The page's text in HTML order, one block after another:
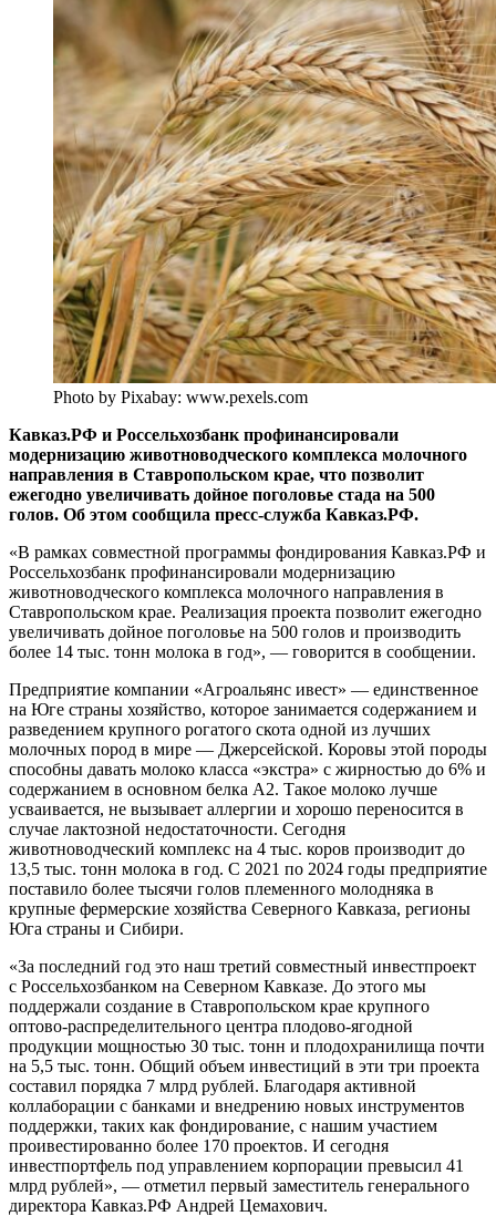
Photo by Pixabay: www.pexels.com
Кавказ.РФ и Россельхозбанк профинансировали
модернизацию животноводческого комплекса молочного
направления в Ставропольском крае, что позволит
ежегодно увеличивать дойное поголовье стада на 500
голов. Об этом сообщила пресс-служба Кавказ.РФ.
«В рамках совместной программы фондирования Кавказ.РФ и
Россельхозбанк профинансировали модернизацию
животноводческого комплекса молочного направления в
Ставропольском крае. Реализация проекта позволит ежегодно
увеличивать дойное поголовье на 500 голов и производить
более 14 тыс. тонн молока в год», — говорится в сообщении.
Предприятие компании «Агроальянс ивест» — единственное
на Юге страны хозяйство, которое занимается содержанием и
разведением крупного рогатого скота одной из лучших
молочных пород в мире — Джерсейской. Коровы этой породы
способны давать молоко класса «экстра» с жирностью до 6% и
содержанием в основном белка А2. Такое молоко лучше
усваивается, не вызывает аллергии и хорошо переносится в
случае лактозной недостаточности. Сегодня
животноводческий комплекс на 4 тыс. коров производит до
13,5 тыс. тонн молока в год. С 2021 по 2024 годы предприятие
поставило более тысячи голов племенного молодняка в
крупные фермерские хозяйства Северного Кавказа, регионы
Юга страны и Сибири.
«За последний год это наш третий совместный инвестпроект
с Россельхозбанком на Северном Кавказе. До этого мы
поддержали создание в Ставропольском крае крупного
оптово-распределительного центра плодово-ягодной
продукции мощностью 30 тыс. тонн и плодохранилища почти
на 5,5 тыс. тонн. Общий объем инвестиций в эти три проекта
составил порядка 7 млрд рублей. Благодаря активной
коллаборации с банками и внедрению новых инструментов
поддержки, таких как фондирование, с нашим участием
проивестированно более 170 проектов. И сегодня
инвестпортфель под управлением корпорации превысил 41
млрд рублей», — отметил первый заместитель генерального
директора Кавказ.РФ Андрей Цемахович.